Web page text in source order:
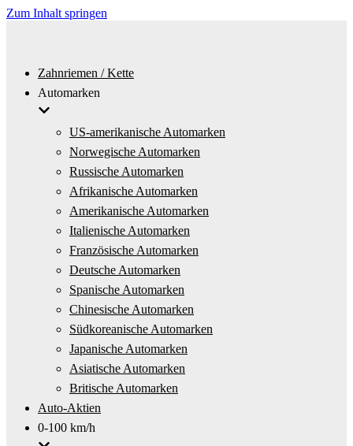
Zum Inhalt springen
Zahnriemen / Kette
Automarken
US-amerikanische Automarken
Norwegische Automarken
Russische Automarken
Afrikanische Automarken
Amerikanische Automarken
Italienische Automarken
Französische Automarken
Deutsche Automarken
Spanische Automarken
Chinesische Automarken
Südkoreanische Automarken
Japanische Automarken
Asiatische Automarken
Britische Automarken
Auto-Aktien
0-100 km/h